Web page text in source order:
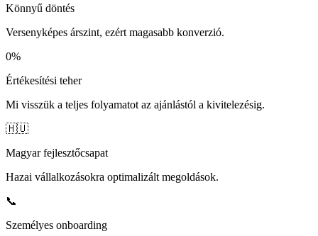
Könnyű döntés
Versenyképes árszint, ezért magasabb konverzió.
0%
Értékesítési teher
Mi visszük a teljes folyamatot az ajánlástól a kivitelezésig.
🇭🇺
Magyar fejlesztőcsapat
Hazai vállalkozásokra optimalizált megoldások.
📞
Személyes onboarding